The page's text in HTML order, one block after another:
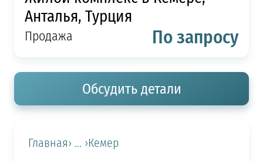
Анталья, Турция
Продажа По запросу
Обсудить детали
Главная› ... ›Кемер